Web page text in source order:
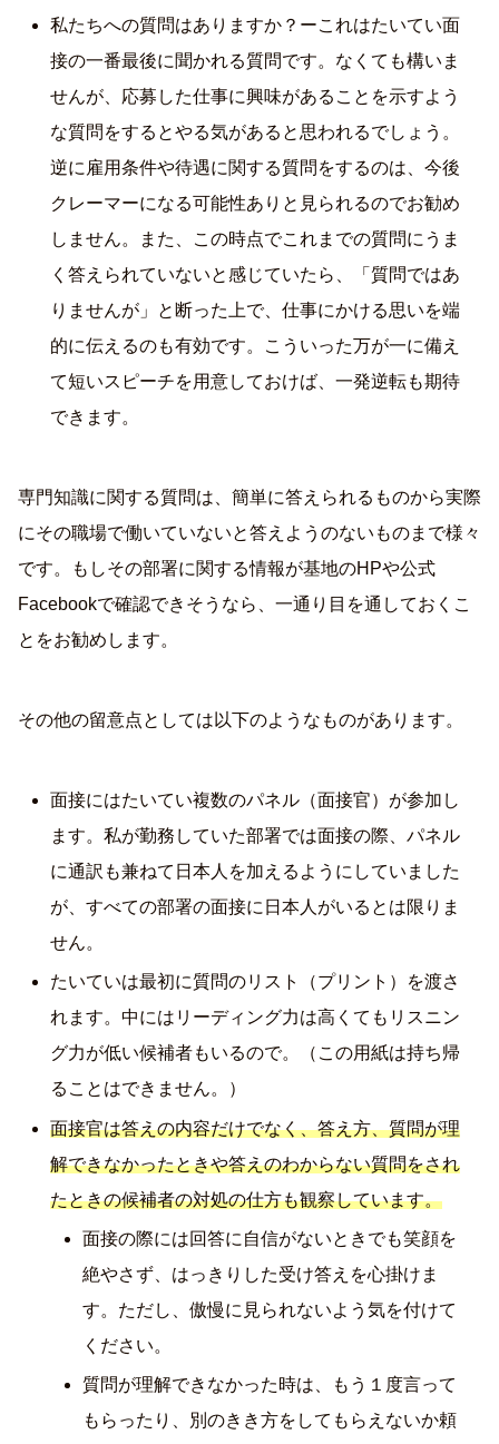
私たちへの質問はありますか？ーこれはたいてい面
接の一番最後に聞かれる質問です。なくても構いま
せんが、応募した仕事に興味があることを示すよう
な質問をするとやる気があると思われるでしょう。
逆に雇用条件や待遇に関する質問をするのは、今後
クレーマーになる可能性ありと見られるのでお勧め
しません。また、この時点でこれまでの質問にうま
く答えられていないと感じていたら、「質問ではあ
りませんが」と断った上で、仕事にかける思いを端
的に伝えるのも有効です。こういった万が一に備え
て短いスピーチを用意しておけば、一発逆転も期待
できます。
専門知識に関する質問は、簡単に答えられるものから実際
にその職場で働いていないと答えようのないものまで様々
です。もしその部署に関する情報が基地のHPや公式
Facebookで確認できそうなら、一通り目を通しておくこ
とをお勧めします。
その他の留意点としては以下のようなものがあります。
面接にはたいてい複数のパネル（面接官）が参加し
ます。私が勤務していた部署では面接の際、パネル
に通訳も兼ねて日本人を加えるようにしていました
が、すべての部署の面接に日本人がいるとは限りま
せん。
たいていは最初に質問のリスト（プリント）を渡さ
れます。中にはリーディング力は高くてもリスニン
グ力が低い候補者もいるので。（この用紙は持ち帰
ることはできません。）
面接官は答えの内容だけでなく、答え方、質問が理
解できなかったときや答えのわからない質問をされ
たときの候補者の対処の仕方も観察しています。
面接の際には回答に自信がないときでも笑顔を
絶やさず、はっきりした受け答えを心掛けま
す。ただし、傲慢に見られないよう気を付けて
ください。
質問が理解できなかった時は、もう１度言って
もらったり、別のきき方をしてもらえないか頼